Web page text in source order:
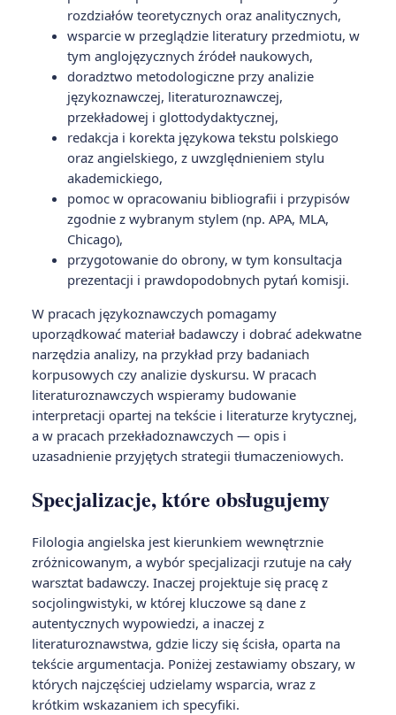
rozdziałów teoretycznych oraz analitycznych,
wsparcie w przeglądzie literatury przedmiotu, w
tym anglojęzycznych źródeł naukowych,
doradztwo metodologiczne przy analizie
językoznawczej, literaturoznawczej,
przekładowej i glottodydaktycznej,
redakcja i korekta językowa tekstu polskiego
oraz angielskiego, z uwzględnieniem stylu
akademickiego,
pomoc w opracowaniu bibliografii i przypisów
zgodnie z wybranym stylem (np. APA, MLA,
Chicago),
przygotowanie do obrony, w tym konsultacja
prezentacji i prawdopodobnych pytań komisji.
W pracach językoznawczych pomagamy
uporządkować materiał badawczy i dobrać adekwatne
narzędzia analizy, na przykład przy badaniach
korpusowych czy analizie dyskursu. W pracach
literaturoznawczych wspieramy budowanie
interpretacji opartej na tekście i literaturze krytycznej,
a w pracach przekładoznawczych — opis i
uzasadnienie przyjętych strategii tłumaczeniowych.
Specjalizacje, które obsługujemy
Filologia angielska jest kierunkiem wewnętrznie
zróżnicowanym, a wybór specjalizacji rzutuje na cały
warsztat badawczy. Inaczej projektuje się pracę z
socjolingwistyki, w której kluczowe są dane z
autentycznych wypowiedzi, a inaczej z
literaturoznawstwa, gdzie liczy się ścisła, oparta na
tekście argumentacja. Poniżej zestawiamy obszary, w
których najczęściej udzielamy wsparcia, wraz z
krótkim wskazaniem ich specyfiki.